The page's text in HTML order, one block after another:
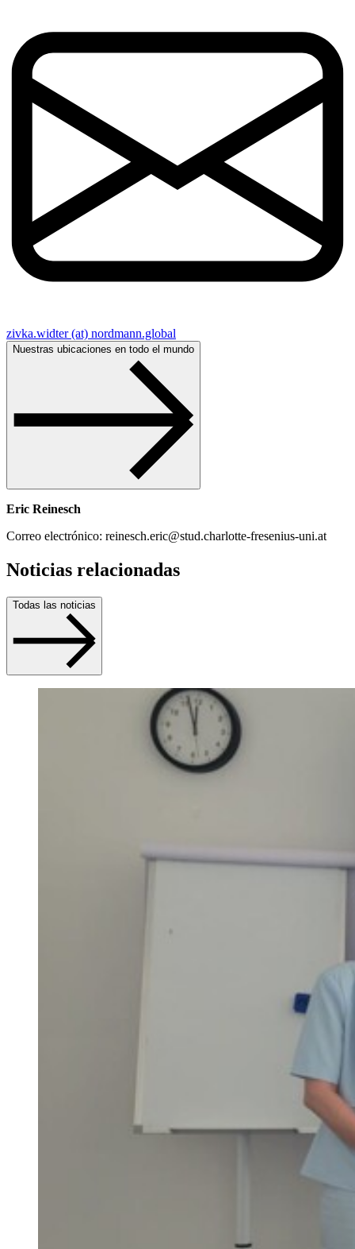
zivka.widter (at) nordmann.global
Nuestras ubicaciones en todo el mundo
Eric Reinesch
Correo electrónico: reinesch.eric@stud.charlotte-fresenius-uni.at
Noticias relacionadas
Todas las noticias